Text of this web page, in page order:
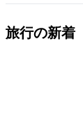
旅行の新着